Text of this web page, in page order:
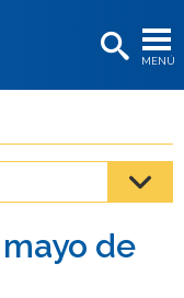
MENÚ
de